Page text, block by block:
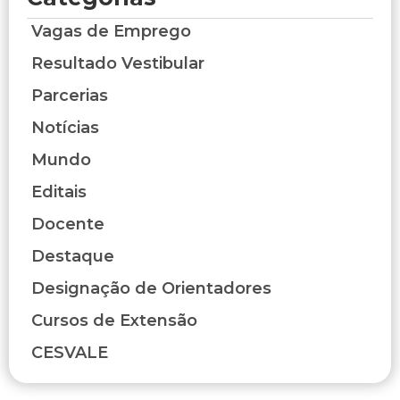
Vagas de Emprego
Resultado Vestibular
Parcerias
Notícias
Mundo
Editais
Docente
Destaque
Designação de Orientadores
Cursos de Extensão
CESVALE